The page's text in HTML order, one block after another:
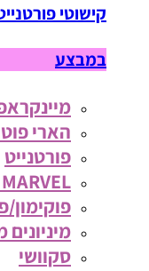
קישוטי
במבצע
הארי
פורטנייט
MARVEL מארוול
סקוושי